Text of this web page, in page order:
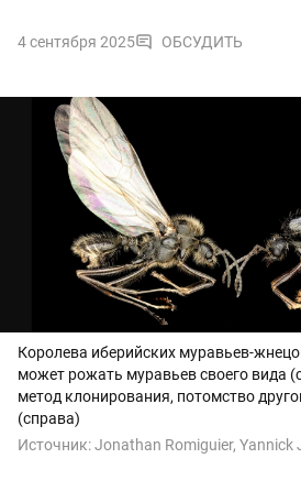
4 сентября 2025 ОБСУДИТЬ
Королева иберийских муравьев-
может рожать муравьев своего вида
метод клонирования, потомство
(справа)
Источник:Jonathan Romiguier, Yannick